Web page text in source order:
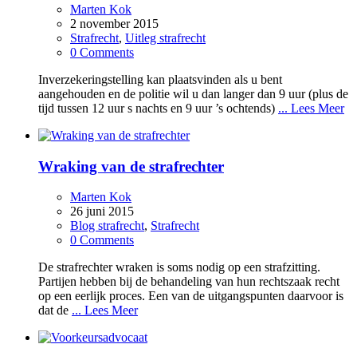
Marten Kok
2 november 2015
Strafrecht, Uitleg strafrecht
0 Comments
Inverzekeringstelling kan plaatsvinden als u bent
aangehouden en de politie wil u dan langer dan 9 uur (plus de
tijd tussen 12 uur s nachts en 9 uur ’s ochtends) ... Lees Meer
Wraking van de strafrechter
Marten Kok
26 juni 2015
Blog strafrecht, Strafrecht
0 Comments
De strafrechter wraken is soms nodig op een strafzitting.
Partijen hebben bij de behandeling van hun rechtszaak recht
op een eerlijk proces. Een van de uitgangspunten daarvoor is
dat de ... Lees Meer